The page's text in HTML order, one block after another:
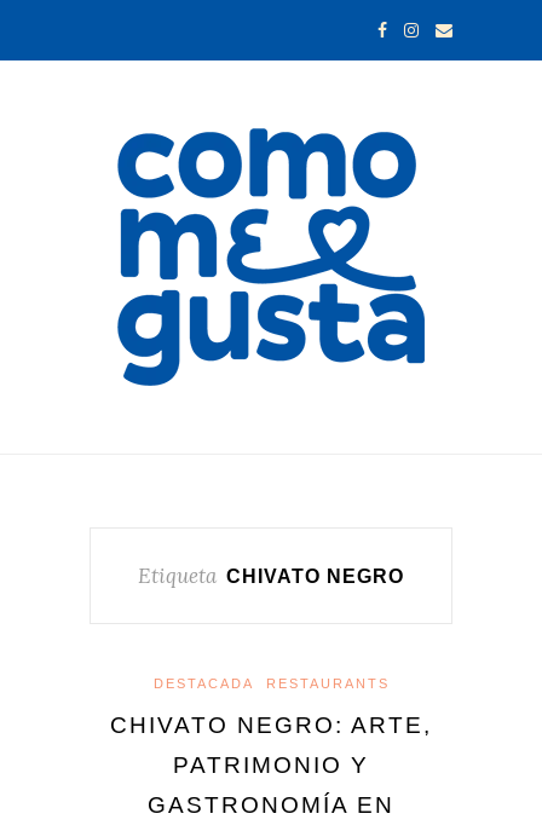
Etiqueta CHIVATO NEGRO
DESTACADA RESTAURANTS
CHIVATO NEGRO: ARTE,
PATRIMONIO Y
GASTRONOMÍA EN